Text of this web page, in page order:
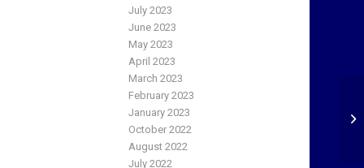
July 2023
June 2023
May 2023
April 2023
March 2023
February 2023
January 2023
October 2022
August 2022
July 2022